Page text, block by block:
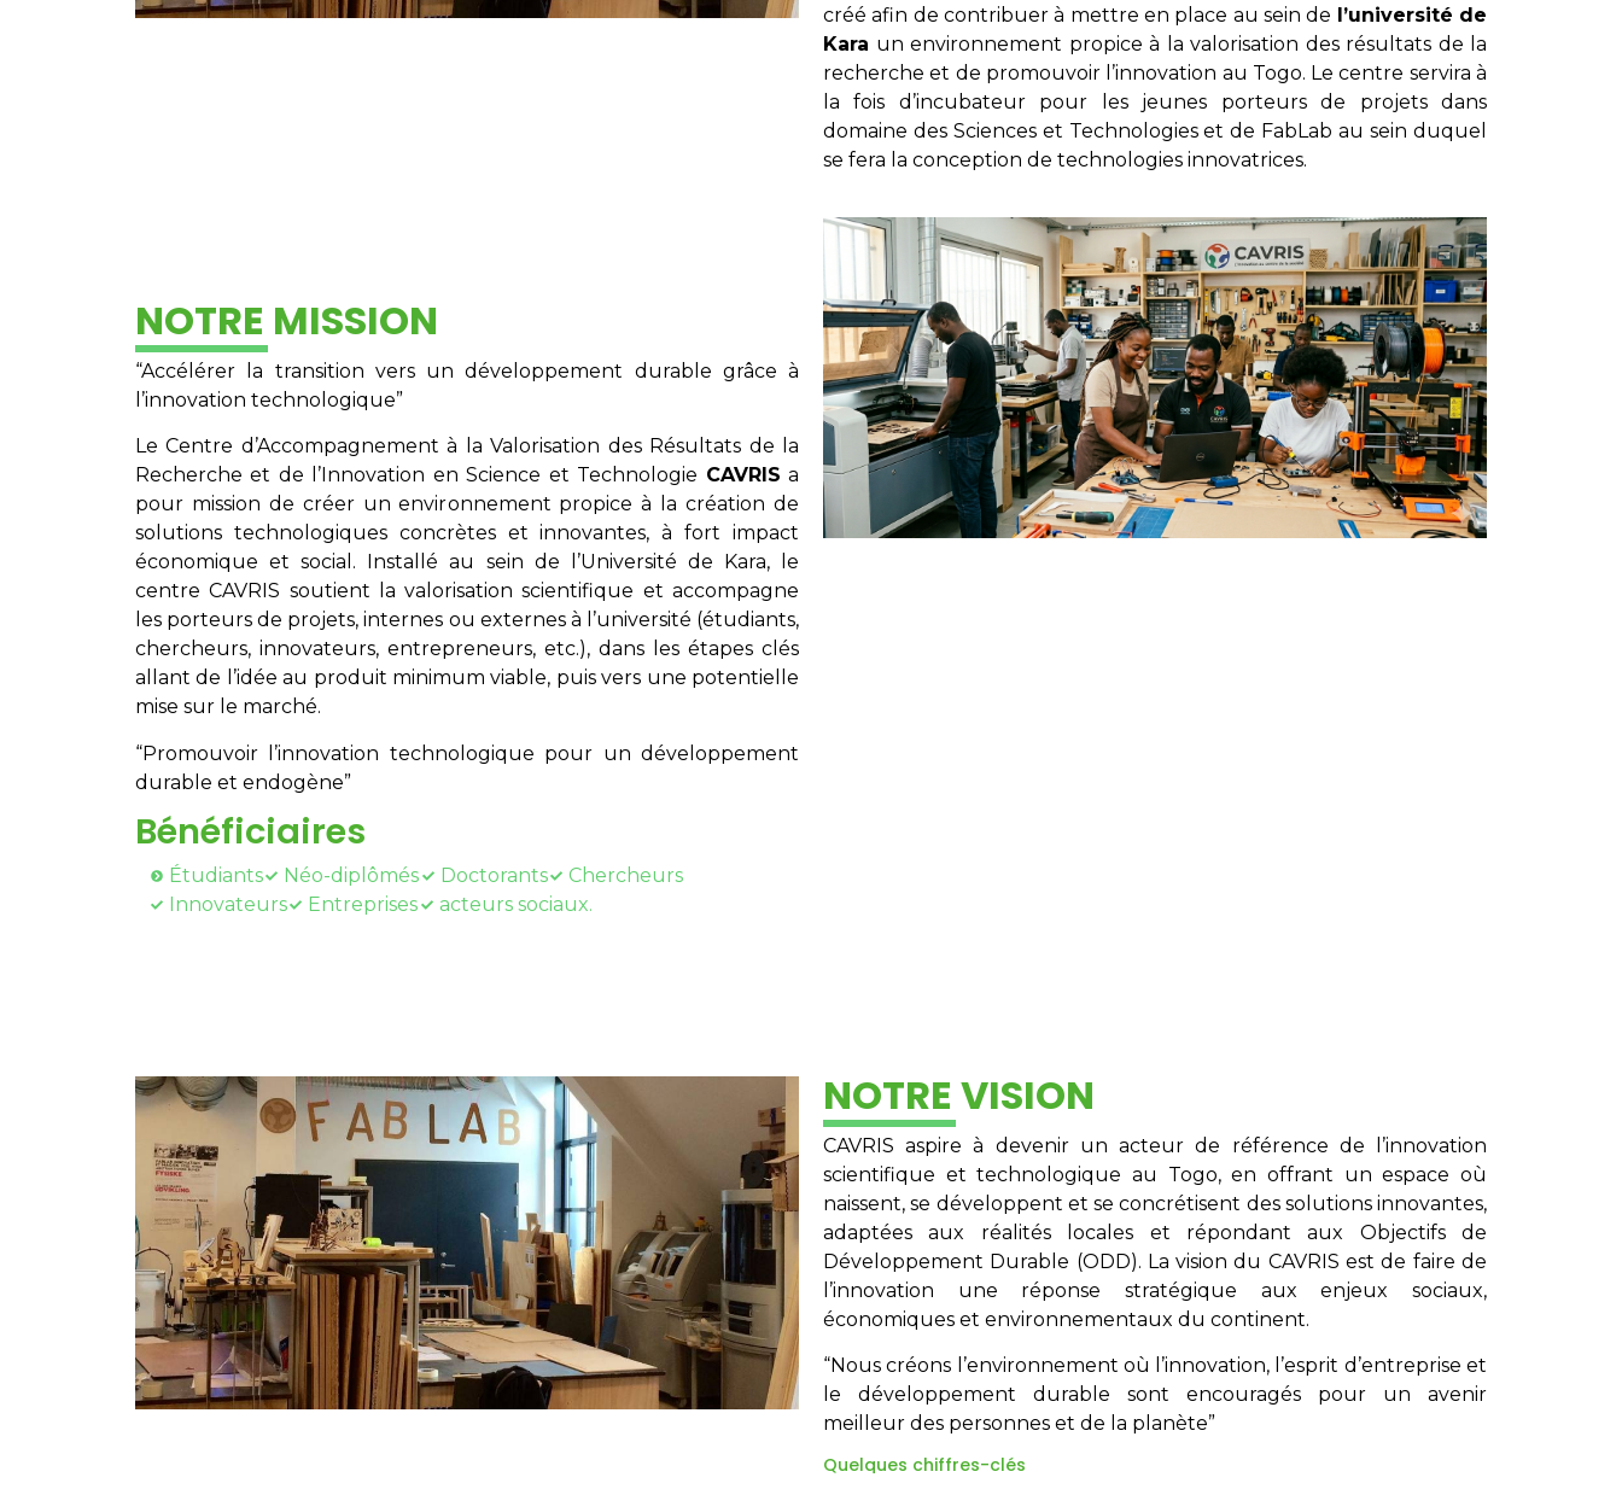
créé afin de contribuer à mettre en place au sein de
l’université de
Kara un environnement propice à la valorisation des résultats de la
recherche et de promouvoir l’innovation au Togo. Le centre servira à
la fois d’incubateur pour les jeunes porteurs de projets dans
domaine des Sciences et Technologies et de FabLab au sein duquel
se fera la conception de technologies innovatrices.
NOTRE MISSION
“Accélérer la transition vers un développement durable grâce à
l’innovation technologique”
Le Centre d’Accompagnement à la Valorisation des Résultats de la
Recherche et de l’Innovation en Science et Technologie CAVRIS a
pour mission de créer un environnement propice à la création de
solutions technologiques concrètes et innovantes, à fort impact
économique et social. Installé au sein de l’Université de Kara, le
centre CAVRIS soutient la valorisation scientifique et accompagne
les porteurs de projets, internes ou externes à l’université (étudiants,
chercheurs, innovateurs, entrepreneurs, etc.), dans les étapes clés
allant de l’idée au produit minimum viable, puis vers une potentielle
mise sur le marché.
“Promouvoir l’innovation technologique pour un développement
durable et endogène”
Bénéficiaires
Étudiants Néo-diplômés Doctorants
Chercheurs
Innovateurs
Entreprises acteurs sociaux.
NOTRE VISION
CAVRIS aspire à devenir un acteur de référence de l’innovation
scientifique et technologique au Togo, en offrant un espace où
naissent, se développent et se concrétisent des solutions innovantes,
adaptées aux réalités locales et répondant aux Objectifs de
Développement Durable (ODD). La vision du CAVRIS est de faire de
l’innovation une réponse stratégique aux enjeux sociaux,
économiques et environnementaux du continent.
“Nous créons l’environnement où l’innovation, l’esprit d’entreprise et
le développement durable sont encouragés pour un avenir
meilleur des personnes et de la planète”
Quelques chiffres-clés